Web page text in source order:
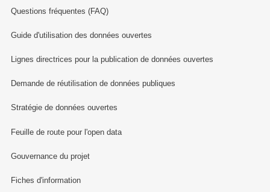
Questions fréquentes (FAQ)
Guide d'utilisation des données ouvertes
Lignes directrices pour la publication de données ouvertes
Demande de réutilisation de données publiques
Stratégie de données ouvertes
Feuille de route pour l'open data
Gouvernance du projet
Fiches d'information